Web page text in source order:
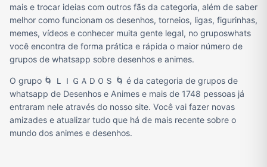
mais e trocar ideias com outros fãs da categoria, além de saber
melhor como funcionam os desenhos, torneios, ligas, figurinhas,
memes, vídeos e conhecer muita gente legal, no gruposwhats
você encontra de forma prática e rápida o maior número de
grupos de whatsapp sobre desenhos e animes.
O grupo 🌀 ＬＩＧＡＤＯＳ 🌀 é da categoria de grupos de
whatsapp de Desenhos e Animes e mais de 1748 pessoas já
entraram nele através do nosso site. Você vai fazer novas
amizades e atualizar tudo que há de mais recente sobre o
mundo dos animes e desenhos.